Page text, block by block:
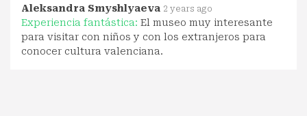
Aleksandra Smyshlyaeva 2 years ago
Experiencia fantástica: El museo muy interesante
para visitar con niños y con los extranjeros para
conocer cultura valenciana.